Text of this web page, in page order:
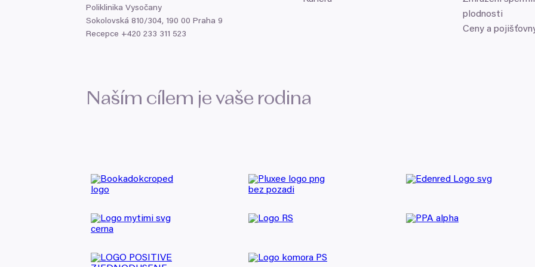
Poliklinika Vysočany
Sokolovská 810/304, 190 00 Praha 9
Recepce +420 233 311 523
plodnosti
Ceny a
Naším cílem je vaše rodina